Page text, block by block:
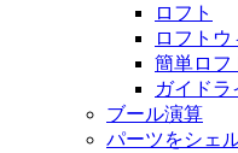
ロフト
ロフトウ
簡単ロフ
ガイドラ
ブール演算
パーツをシェ